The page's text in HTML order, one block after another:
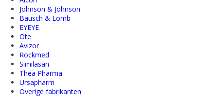
Johnson & Johnson
Bausch & Lomb
EYEYE
Ote
Avizor
Rockmed
Similasan
Thea Pharma
Ursapharm
Overige fabrikanten